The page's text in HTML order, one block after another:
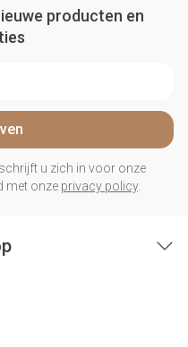
producten en
u zich in voor onze
met onze privacy policy.